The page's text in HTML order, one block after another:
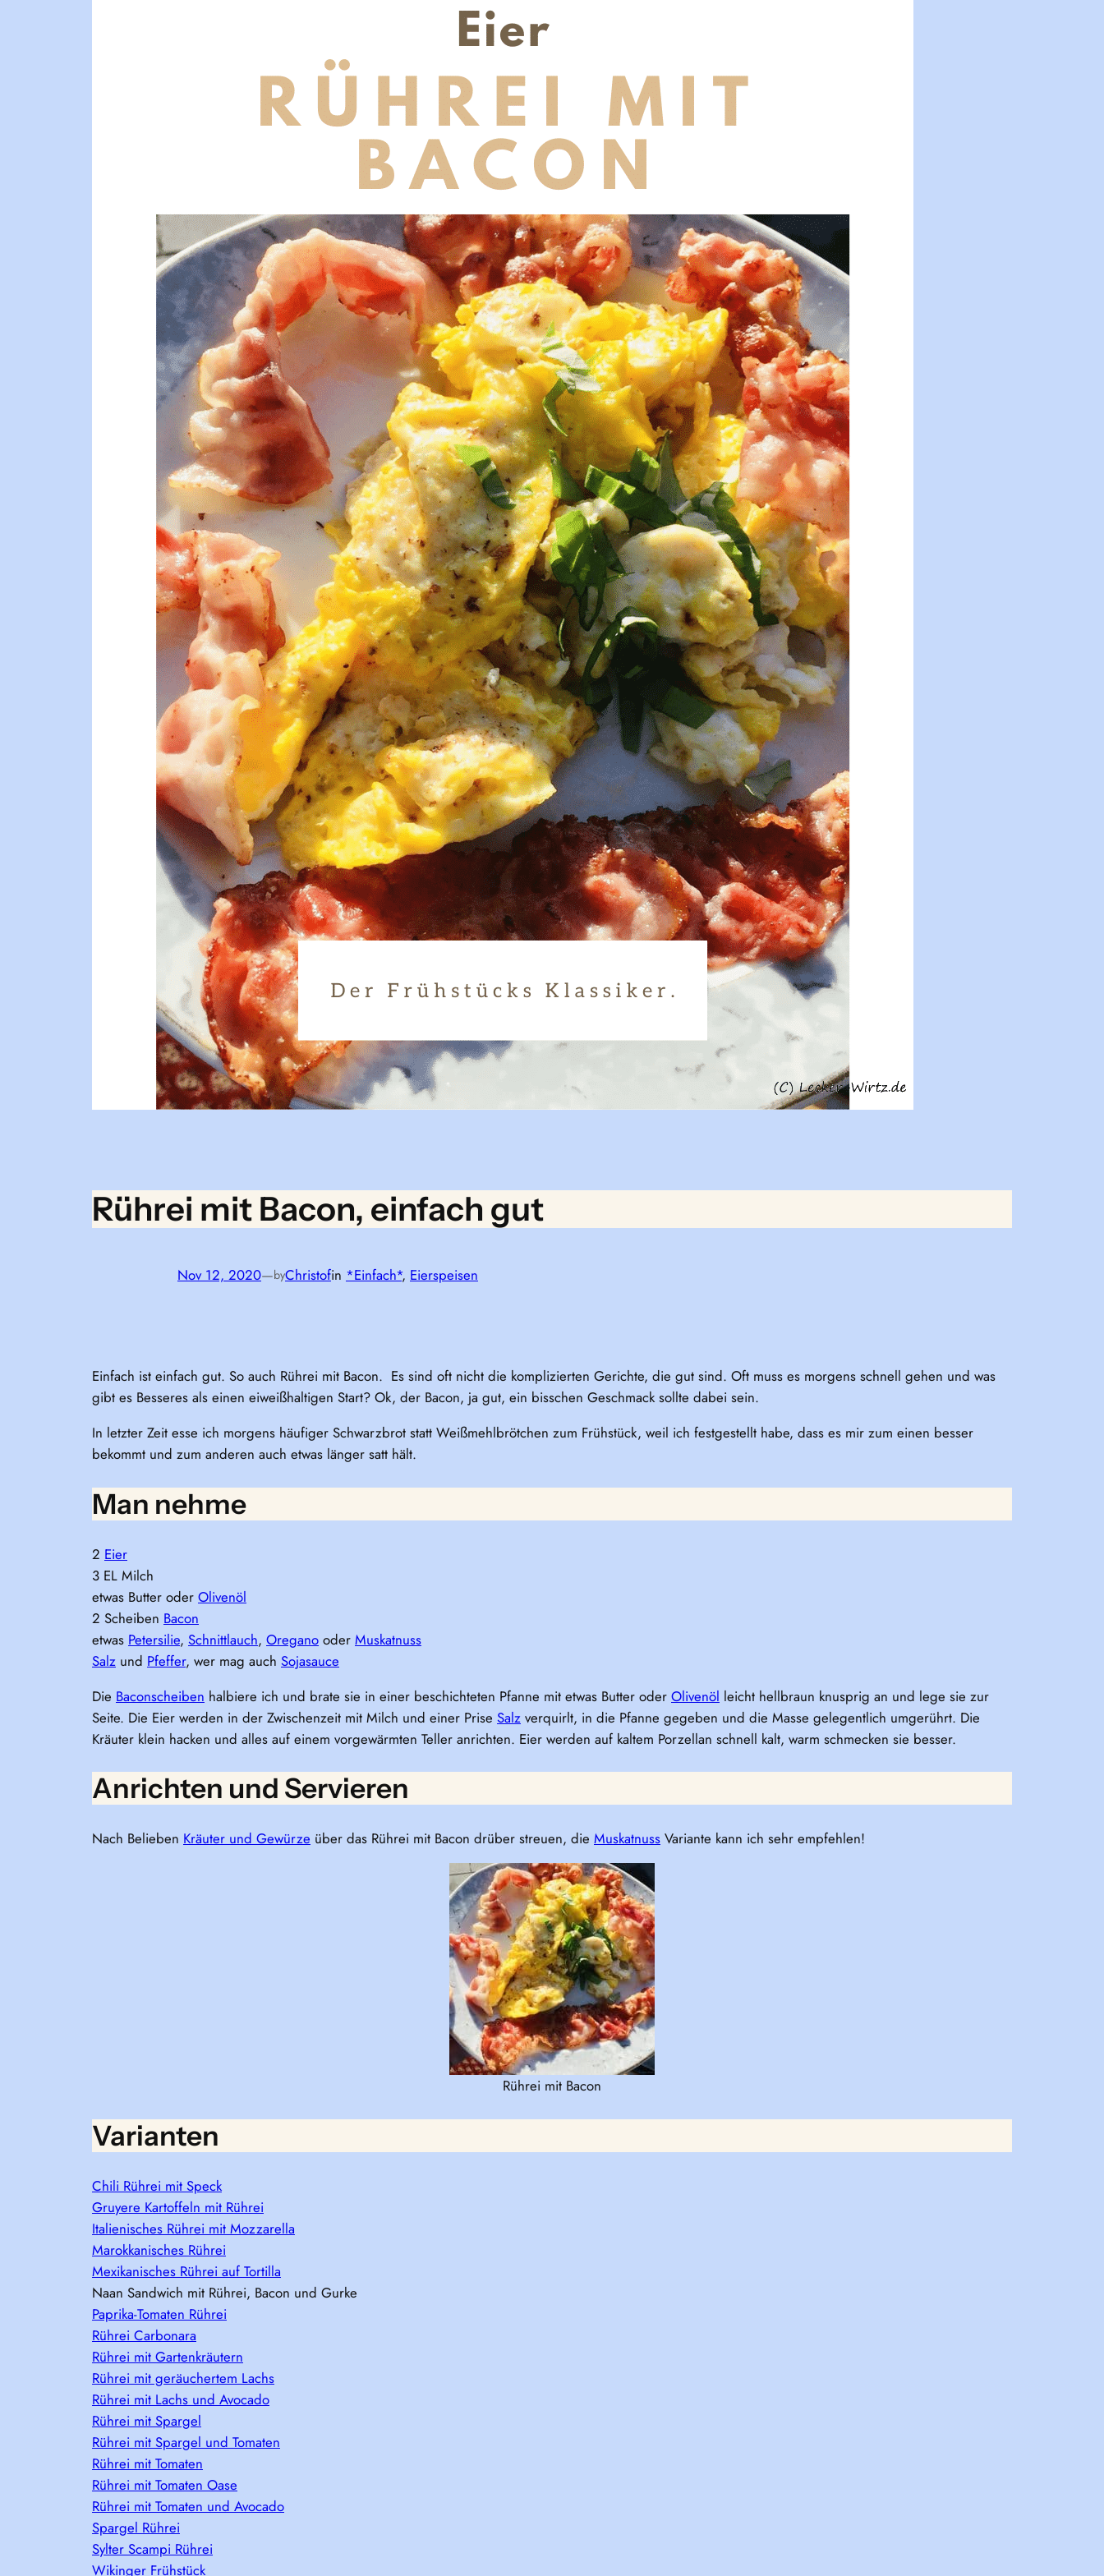
Rührei mit Bacon, einfach gut
Nov 12, 2020—byChristofin *Einfach*, Eierspeisen
Einfach ist einfach gut. So auch Rührei mit Bacon. Es sind oft nicht die komplizierten Gerichte, die gut sind. Oft muss es morgens schnell gehen und was
gibt es Besseres als einen eiweißhaltigen Start? Ok, der Bacon, ja gut, ein bisschen Geschmack sollte dabei sein.
In letzter Zeit esse ich morgens häufiger Schwarzbrot statt Weißmehlbrötchen zum Frühstück, weil ich festgestellt habe, dass es mir zum einen besser
bekommt und zum anderen auch etwas länger satt hält.
Man nehme
2 Eier
3 EL Milch
etwas Butter oder Olivenöl
2 Scheiben Bacon
etwas Petersilie, Schnittlauch, Oregano oder Muskatnuss
Salz und Pfeffer, wer mag auch Sojasauce
Die Baconscheiben halbiere ich und brate sie in einer beschichteten Pfanne mit etwas Butter oder Olivenöl leicht hellbraun knusprig an und lege sie zur
Seite. Die Eier werden in der Zwischenzeit mit Milch und einer Prise Salz verquirlt, in die Pfanne gegeben und die Masse gelegentlich umgerührt. Die
Kräuter klein hacken und alles auf einem vorgewärmten Teller anrichten. Eier werden auf kaltem Porzellan schnell kalt, warm schmecken sie besser.
Anrichten und Servieren
Nach Belieben Kräuter und Gewürze über das Rührei mit Bacon drüber streuen, die Muskatnuss Variante kann ich sehr empfehlen!
Rührei mit Bacon
Varianten
Chili Rührei mit Speck
Gruyere Kartoffeln mit Rührei
Italienisches Rührei mit Mozzarella
Marokkanisches Rührei
Mexikanisches Rührei auf Tortilla
Naan Sandwich mit Rührei, Bacon und Gurke
Paprika-Tomaten Rührei
Rührei Carbonara
Rührei mit Gartenkräutern
Rührei mit geräuchertem Lachs
Rührei mit Lachs und Avocado
Rührei mit Spargel
Rührei mit Spargel und Tomaten
Rührei mit Tomaten
Rührei mit Tomaten Oase
Rührei mit Tomaten und Avocado
Spargel Rührei
Sylter Scampi Rührei
Wikinger Frühstück